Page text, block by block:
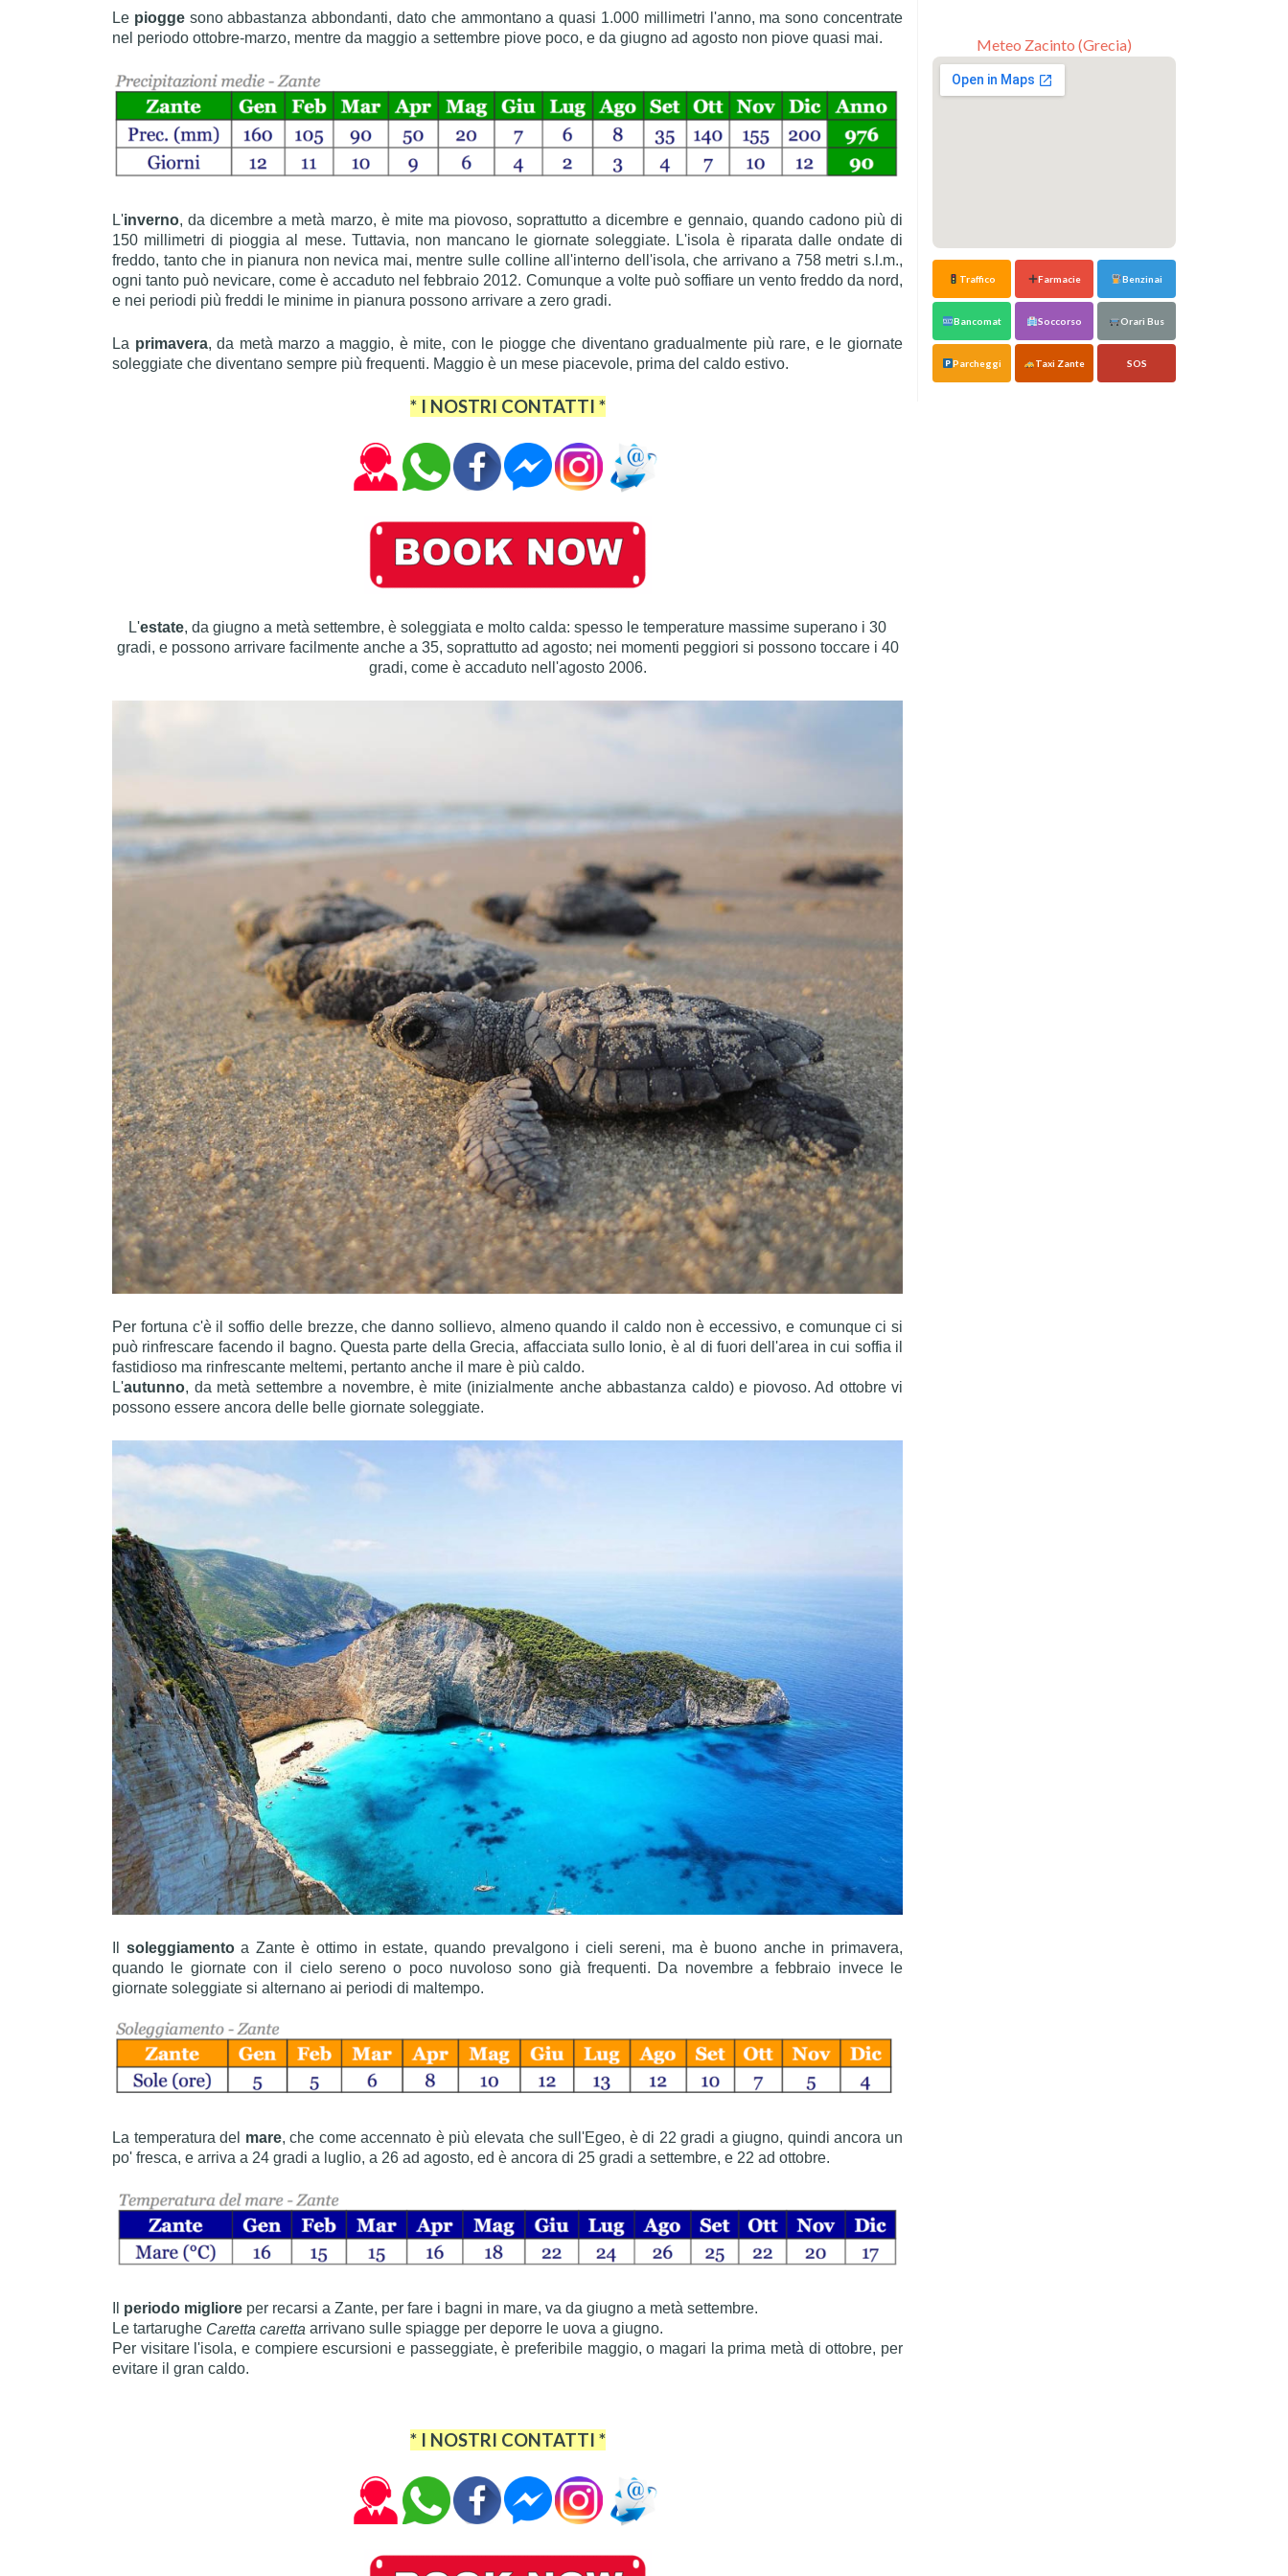
Le piogge sono abbastanza abbondanti, dato che ammontano a quasi 1.000 millimetri l'anno, ma sono concentrate
nel periodo ottobre-marzo, mentre da maggio a settembre piove poco, e da giugno ad agosto non piove quasi mai.
L'inverno, da dicembre a metà marzo, è mite ma piovoso, soprattutto a dicembre e gennaio, quando cadono più di
150 millimetri di pioggia al mese. Tuttavia, non mancano le giornate soleggiate. L'isola è riparata dalle ondate di
freddo, tanto che in pianura non nevica mai, mentre sulle colline all'interno dell'isola, che arrivano a 758 metri s.l.m.,
ogni tanto può nevicare, come è accaduto nel febbraio 2012. Comunque a volte può soffiare un vento freddo da nord,
e nei periodi più freddi le minime in pianura possono arrivare a zero gradi.
La primavera, da metà marzo a maggio, è mite, con le piogge che diventano gradualmente più rare, e le giornate
soleggiate che diventano sempre più frequenti. Maggio è un mese piacevole, prima del caldo estivo.
* I NOSTRI CONTATTI *
L'estate, da giugno a metà settembre, è soleggiata e molto calda: spesso le temperature massime superano i 30
gradi, e possono arrivare facilmente anche a 35, soprattutto ad agosto; nei momenti peggiori si possono toccare i 40
gradi, come è accaduto nell'agosto 2006.
Per fortuna c'è il soffio delle brezze, che danno sollievo, almeno quando il caldo non è eccessivo, e comunque ci si
può rinfrescare facendo il bagno. Questa parte della Grecia, affacciata sullo Ionio, è al di fuori dell'area in cui soffia il
fastidioso ma rinfrescante meltemi, pertanto anche il mare è più caldo.
L'autunno, da metà settembre a novembre, è mite (inizialmente anche abbastanza caldo) e piovoso. Ad ottobre vi
possono essere ancora delle belle giornate soleggiate.
soleggiamentoa Zante è ottimo in estate, quando prevalgono i cieli sereni, ma è buono anche in primavera,
quando le giornate con il cielo sereno o poco nuvoloso sono già frequenti. Da novembre a febbraio invece le
giornate soleggiate si alternano ai periodi di maltempo.
La temperatura del mare, che come accennato è più elevata che sull'Egeo, è di 22 gradi a giugno, quindi ancora un
po' fresca, e arriva a 24 gradi a luglio, a 26 ad agosto, ed è ancora di 25 gradi a settembre, e 22 ad ottobre.
periodo migliore per recarsi a Zante, per fare i bagni in mare, va da giugno a metà settembre.
Le tartarughe Caretta caretta arrivano sulle spiagge per deporre le uova a giugno.
Per visitare l'isola, e compiere escursioni e passeggiate, è preferibile maggio, o magari la prima metà di ottobre, per
evitare il gran caldo.
* I NOSTRI CONTATTI *
Meteo Zacinto (Grecia)
Traffico Farmacie Benzinai
Bancomat Soccorso Orari Bus
Parcheggi Taxi Zante SOS